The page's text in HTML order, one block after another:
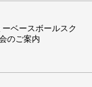
ベースボールスク
のご案内